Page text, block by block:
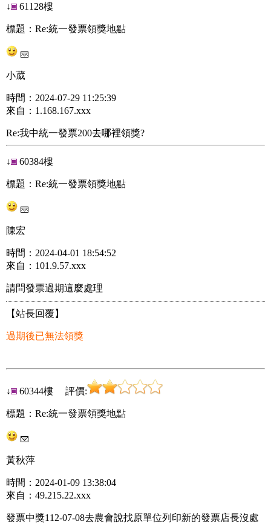
↓ 61128樓
標題：Re:統一發票領獎地點
小葳
時間：2024-07-29 11:25:39
來自：1.168.167.xxx
Re:我中統一發票200去哪裡領獎?
↓ 60384樓
標題：Re:統一發票領獎地點
陳宏
時間：2024-04-01 18:54:52
來自：101.9.57.xxx
請問發票過期這麼處理
【站長回覆】
過期後已無法領獎
↓ 60344樓 評價:
標題：Re:統一發票領獎地點
黃秋萍
時間：2024-01-09 13:38:04
來自：49.215.22.xxx
發票中獎112-07-08去農會說找原單位列印新的發票店長沒處